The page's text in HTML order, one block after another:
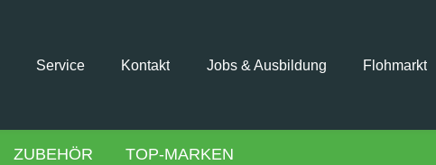
Service Kontakt Jobs & Ausbildung Flohmarkt
ZUBEHÖR TOP-MARKEN